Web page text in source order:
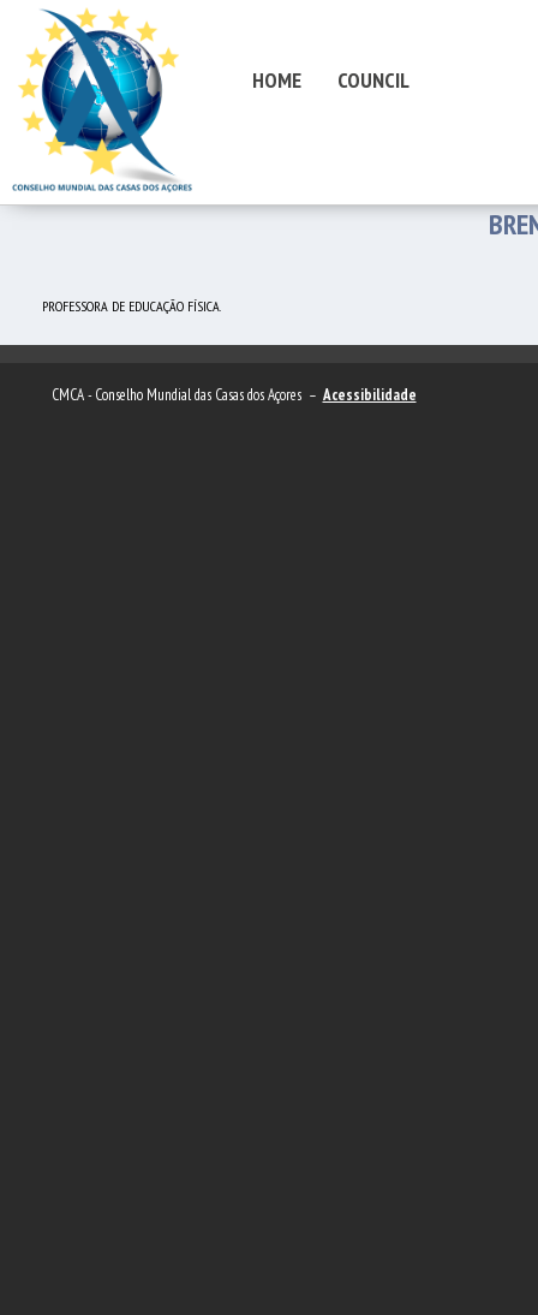
HOME COUNCIL
PROFESSORA DE EDUCAÇÃO FÍSICA.
CMCA - Conselho Mundial das Casas dos Açores – Acessibilidade